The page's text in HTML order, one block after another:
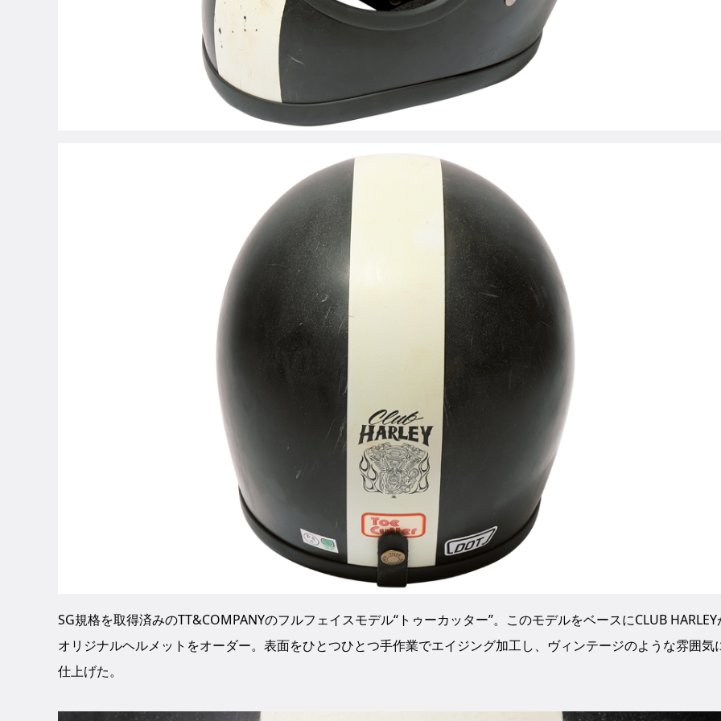
SG規格を取得済みのTT&COMPANYのフルフェイスモデル“トゥーカッター”。このモデルをベースにCLUB HARLEY
オリジナルヘルメットをオーダー。表面をひとつひとつ手作業でエイジング加工し、ヴィンテージのような雰囲気
仕上げた。